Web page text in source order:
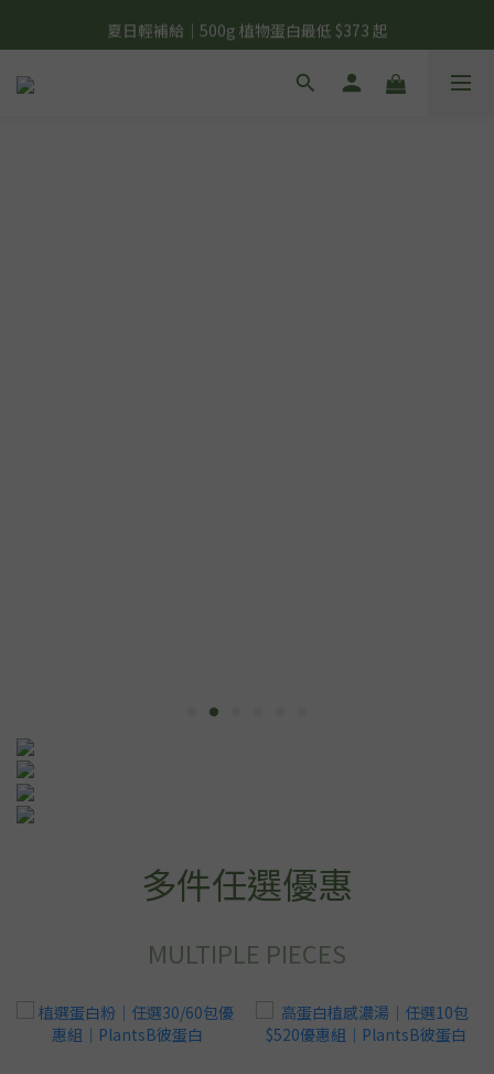
夏日輕補給｜500g 植物蛋白最低 $373 起
夏日輕補給｜500g 植物蛋白最低 $373 起
新彼友輕體驗｜植物蛋白 15 入 $688 免運
多件任選優惠
MULTIPLE PIECES